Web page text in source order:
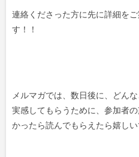
連絡くださった方に先に詳細を
す！！
メルマガでは、数日後に、どん
実感してもらうために、参加者
かったら読んでもらえたら嬉しい